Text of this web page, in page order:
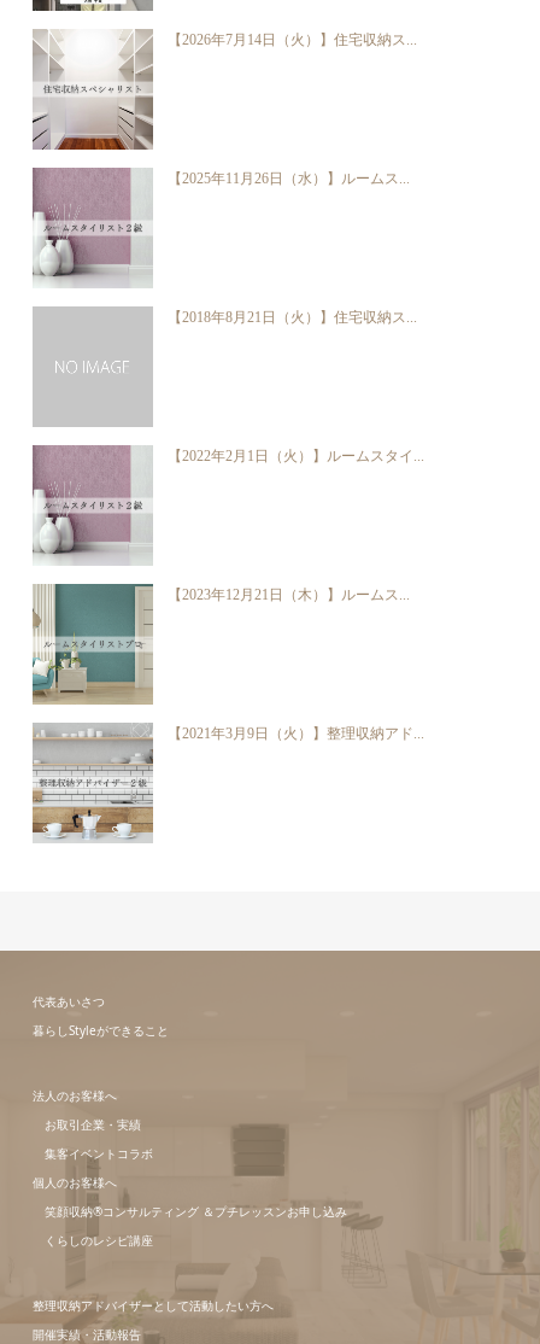
【2026年7月14日（火）】住宅収納ス...
【2025年11月26日（水）】ルームス...
【2018年8月21日（火）】住宅収納ス...
【2022年2月1日（火）】ルームスタイ...
【2023年12月21日（木）】ルームス...
【2021年3月9日（火）】整理収納アド...
代表あいさつ
暮らしStyleができること
法人のお客様へ
お取引企業・実績
集客イベントコラボ
個人のお客様へ
笑顔収納®コンサルティング ＆プチレッスンお申し込み
くらしのレシピ講座
整理収納アドバイザーとして活動したい方へ
開催実績・活動報告